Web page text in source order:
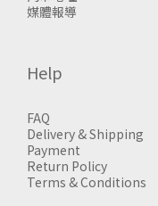
媒體報導
Help
FAQ
Delivery & Shipping
Payment
Return Policy
Terms & Conditions